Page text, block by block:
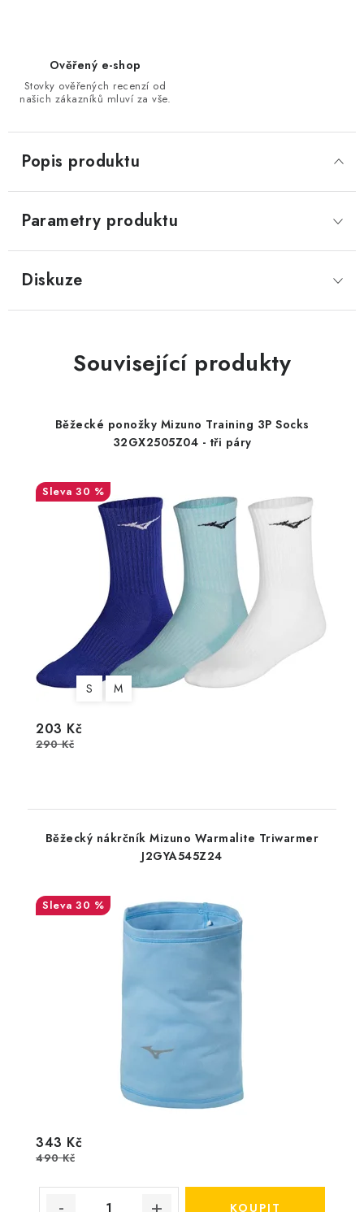
Ověřený e-shop
Stovky ověřených recenzí od
našich zákazníků mluví za vše.
Popis produktu
Parametry produktu
Diskuze
Související produkty
Běžecké ponožky Mizuno Training 3P Socks
32GX2505Z04 - tři páry
30 %
S M
203 Kč
290 Kč
Běžecký nákrčník Mizuno Warmalite Triwarmer
J2GYA545Z24
30 %
343 Kč
490 Kč